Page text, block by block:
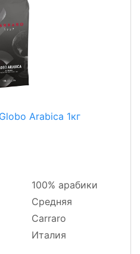
Arabica 1кг
100% арабики
Средняя
Carraro
Италия